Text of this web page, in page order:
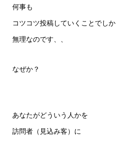
何事も
コツコツ投稿していくことでしか
無理なのです、、
なぜか？
あなたがどういう人かを
訪問者（見込み客）に